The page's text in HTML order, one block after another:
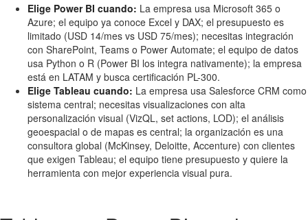
Elige Power BI cuando: La empresa usa Microsoft 365 o
Azure; el equipo ya conoce Excel y DAX; el presupuesto es
limitado (USD 14/mes vs USD 75/mes); necesitas integración
con SharePoint, Teams o Power Automate; el equipo de datos
usa Python o R (Power BI los integra nativamente); la empresa
está en LATAM y busca certificación PL-300.
Elige Tableau cuando: La empresa usa Salesforce CRM como
sistema central; necesitas visualizaciones con alta
personalización visual (VizQL, set actions, LOD); el análisis
geoespacial o de mapas es central; la organización es una
consultora global (McKinsey, Deloitte, Accenture) con clientes
que exigen Tableau; el equipo tiene presupuesto y quiere la
herramienta con mejor experiencia visual pura.